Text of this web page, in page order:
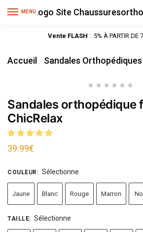
MENU
Vente FLASH : 5% À PARTIR DE
Accueil / Sandales
Sandales orthopédique
ChicRelax
39.99€
COULEUR : Sélectionne
Jaune Blanc Rouge Marron
TAILLE: Sélectionne